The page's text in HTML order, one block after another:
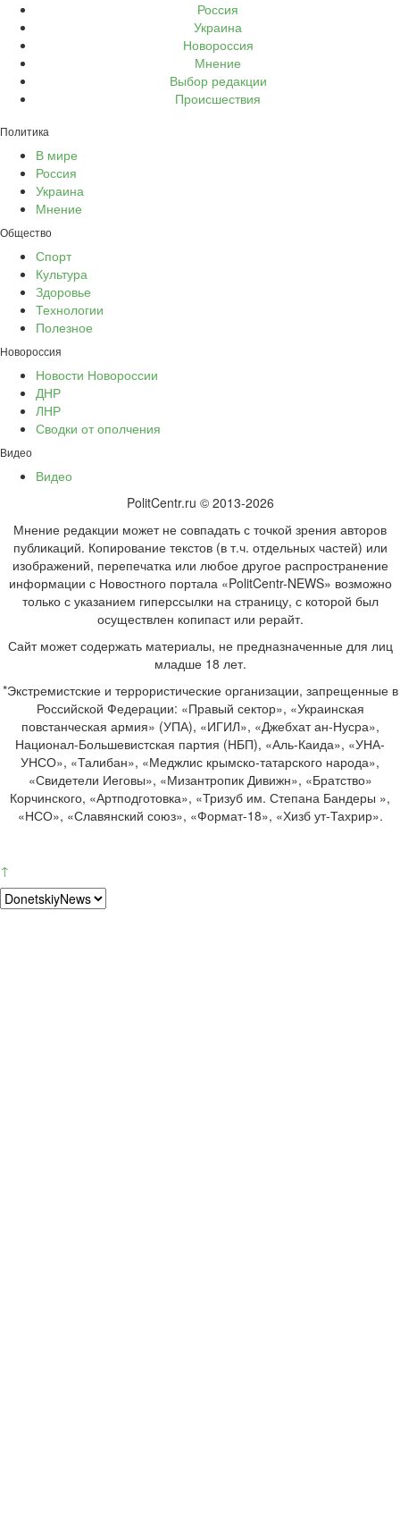
Россия
Украина
Новороссия
Мнение
Выбор редакции
Происшествия
Политика
В мире
Россия
Украина
Мнение
Общество
Спорт
Культура
Здоровье
Технологии
Полезное
Новороссия
Новости Новороссии
ДНР
ЛНР
Сводки от ополчения
Видео
Видео
PolitCentr.ru © 2013-2026
Мнение редакции может не совпадать с точкой зрения авторов
публикаций. Копирование текстов (в т.ч. отдельных частей) или
изображений, перепечатка или любое другое распространение
информации с Новостного портала «PolitCentr-NEWS» возможно
только с указанием гиперссылки на страницу, с которой был
осуществлен копипаст или рерайт.
Сайт может содержать материалы, не предназначенные для лиц
младше 18 лет.
*Экстремистские и террористические организации, запрещенные в
Российской Федерации: «Правый сектор», «Украинская
повстанческая армия» (УПА), «ИГИЛ», «Джебхат ан-Нусра»,
Национал-Большевистская партия (НБП), «Аль-Каида», «УНА-
УНСО», «Талибан», «Меджлис крымско-татарского народа»,
«Свидетели Иеговы», «Мизантропик Дивижн», «Братство»
Корчинского, «Артподготовка», «Тризуб им. Степана Бандеры »,
«НСО», «Славянский союз», «Формат-18», «Хизб ут-Тахрир».
↑